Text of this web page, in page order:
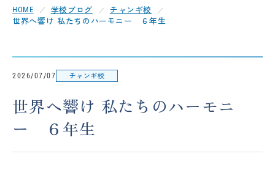
チャンギ校CHANGI
アクセスACCESS
HOME 学校ブログ
チャンギ校
世界へ響け 私たちのハーモニー ６年生
2026/07/07 チャンギ校
世界へ響け 私たちのハーモニ
ー ６年生